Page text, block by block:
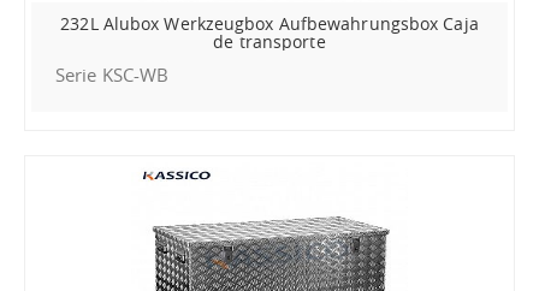
232L Alubox Werkzeugbox Aufbewahrungsbox Caja
de transporte
Serie KSC-WB